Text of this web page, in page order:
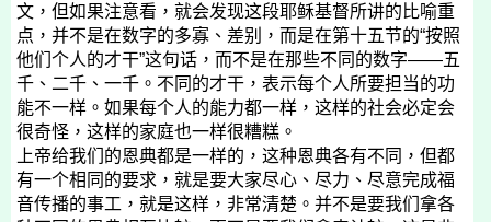
文，但如果注意看，就会发现这段耶稣基督所讲的比喻重
点，并不是在数字的多寡、差别，而是在第十五节的“按照
他们个人的才干”这句话，而不是在那些不同的数字——五
千、二千、一千。不同的才干，表示每个人所要担当的功
能不一样。如果每个人的能力都一样，这样的社会必定会
很奇怪，这样的家庭也一样很糟糕。
上帝给我们的恩典都是一样的，这种恩典各有不同，但都
有一个相同的要求，就是要大家尽心、尽力、尽意完成福
音传播的事工，就是这样，非常清楚。并不是要我们拿各